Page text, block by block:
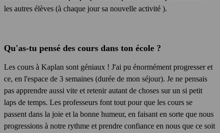
les autres élèves (à chaque jour sa nouvelle activité ).
Qu'as-tu pensé des cours dans ton école ?
Les cours à Kaplan sont géniaux ! J'ai pu énormément progresser et
ce, en l'espace de 3 semaines (durée de mon séjour). Je ne pensais
pas apprendre aussi vite et retenir autant de choses sur un si petit
laps de temps. Les professeurs font tout pour que les cours se
passent dans la joie et la bonne humeur, en faisant en sorte que nous
progressions à notre rythme et prendre confiance en nous que ce soit